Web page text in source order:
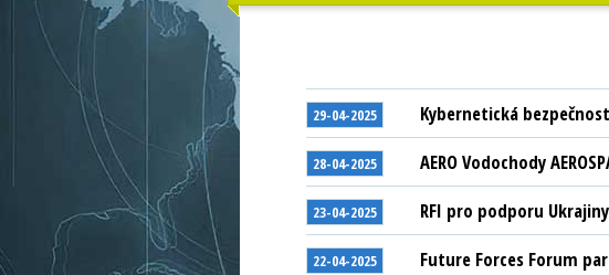
29-04-2025 Kybernetická
28-04-2025 AERO Vodochody
23-04-2025 RFI pro podporu
22-04-2025 Future Forces Forum